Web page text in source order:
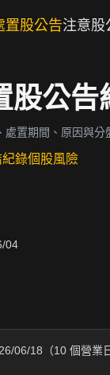
置股公告注意股
股公告
置期間、原因與分
紀錄個股風險
04
06/18（10 個營業日